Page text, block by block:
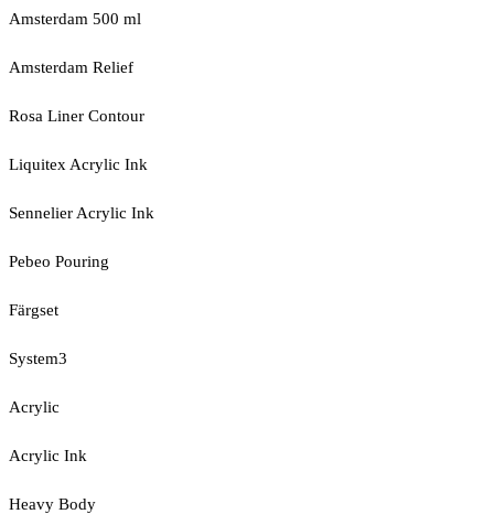
Amsterdam 500 ml
Amsterdam Relief
Rosa Liner Contour
Liquitex Acrylic Ink
Sennelier Acrylic Ink
Pebeo Pouring
Färgset
System3
Acrylic
Acrylic Ink
Heavy Body